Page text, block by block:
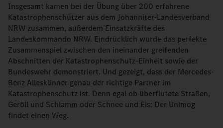
Insgesamt kamen bei der Übung über 200 erfahrene
Katastrophenschützer aus dem Johanniter-Landesverband
NRW zusammen, außerdem Einsatzkräfte des
Landeskommando NRW. Eindrücklich wurde das perfekte
Zusammenspiel zwischen den ineinander greifenden
Abschnitten der Katastrophenschutz-Einheit sowie der
Bundeswehr demonstriert. Und gezeigt, dass der Mercedes-
Benz Alleskönner genau der richtige Partner im
Katastrophenschutz ist. Denn egal ob überflutete Straßen,
Geröll und Schlamm oder Schnee und Eis: Der Unimog
findet einen Weg.